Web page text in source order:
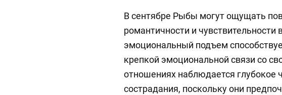
В сентябре Рыбы могут ощущать
романтичности и чувствительности
эмоциональный подъем
крепкой эмоциональной связи со
отношениях наблюдается глубокое
сострадания, поскольку они